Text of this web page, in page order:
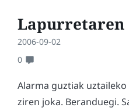
Lapurretaren
2006-09-02
0
Alarma guztiak
ziren joka. Beranduegi.